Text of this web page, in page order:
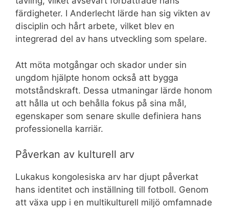
färdigheter. I Anderlecht lärde han sig vikten av
disciplin och hårt arbete, vilket blev en
integrerad del av hans utveckling som spelare.
Att möta motgångar och skador under sin
ungdom hjälpte honom också att bygga
motståndskraft. Dessa utmaningar lärde honom
att hålla ut och behålla fokus på sina mål,
egenskaper som senare skulle definiera hans
professionella karriär.
Påverkan av kulturell arv
Lukakus kongolesiska arv har djupt påverkat
hans identitet och inställning till fotboll. Genom
att växa upp i en multikulturell miljö omfamnade